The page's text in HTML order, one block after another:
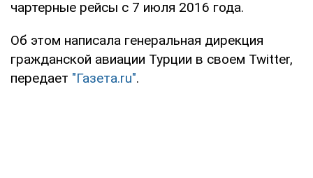
чартерные рейсы с 7 июля 2016 года.
Об этом написала генеральная дирекция
гражданской авиации Турции в своем Twitter,
передает "Газета.ru".